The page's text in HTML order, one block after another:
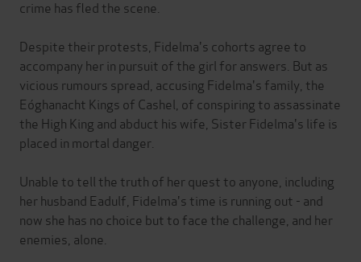
crime has fled the scene.
Despite their protests, Fidelma's cohorts agree to
accompany her in pursuit of the girl for answers. But as
vicious rumours spread, accusing Fidelma's family, the
Eóghanacht Kings of Cashel, of conspiring to assassinate
the High King and abduct his wife, Sister Fidelma's life is
placed in mortal danger.
Unable to tell the truth of her quest to anyone, including
her husband Eadulf, Fidelma's time is running out - and
now she has no choice but to face the challenge, and her
enemies, alone.